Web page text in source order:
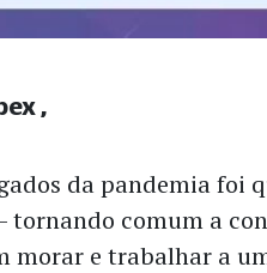
da pandemia foi
comum a
morar e trabalhar a